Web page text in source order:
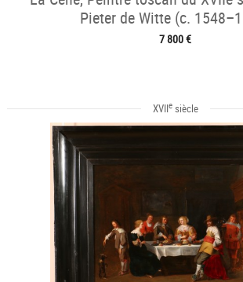
Pieter de Witte (c.
7 800 €
XVIIesiècle